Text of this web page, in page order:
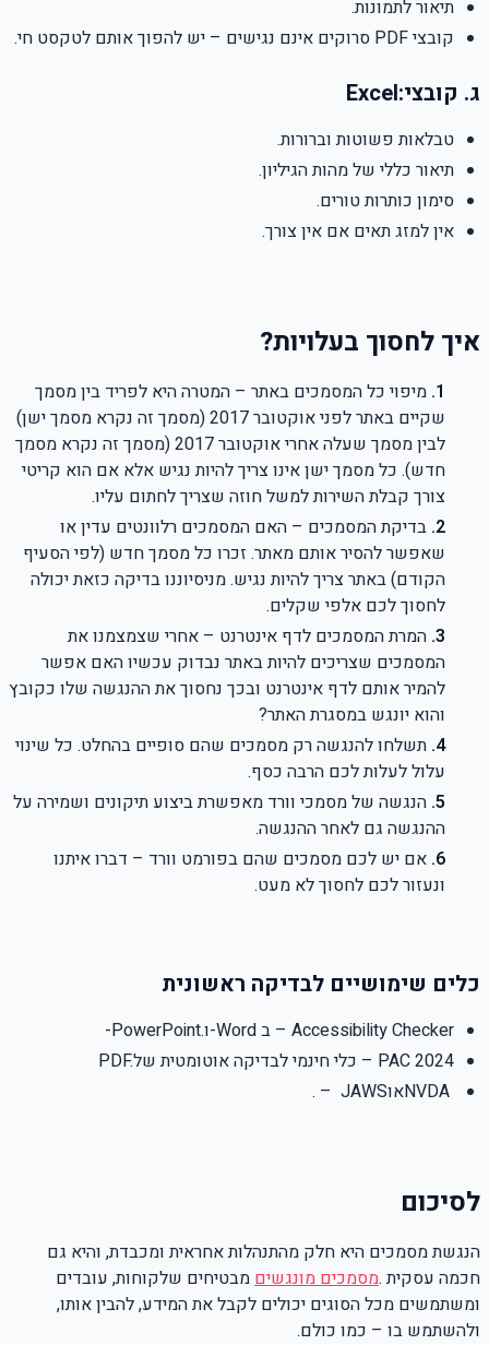
תיאור לתמונות.
קובציPDF סרוקים אינם נגישים – יש להפוך אותם לטקסט חי.
ג. קובציExcel:
טבלאות פשוטות וברורות.
תיאור כללי של מהות הגיליון.
סימון כותרות טורים.
אין למזג תאים אם אין צורך.
איך לחסוך בעלויות?
מיפוי כל המסמכים באתר – המטרה היא לפריד בין מסמך
שקיים באתר לפני אוקטובר 2017 (מסמך זה נקרא מסמך ישן)
לבין מסמך שעלה אחרי אוקטובר 2017 (מסמך זה נקרא מסמך
חדש). כל מסמך ישן אינו צריך להיות נגיש אלא אם הוא קריטי
צורך קבלת השירות למשל חוזה שצריך לחתום עליו.
בדיקת המסמכים – האם המסמכים רלוונטים עדין או
שאפשר להסיר אותם מאתר. זכרו כל מסמך חדש (לפי הסעיף
הקודם) באתר צריך להיות נגיש. מניסיוננו בדיקה כזאת יכולה
לחסוך לכם אלפי שקלים.
המרת המסמכים לדף אינטרנט – אחרי שצמצמנו את
המסמכים שצריכים להיות באתר נבדוק עכשיו האם אפשר
להמיר אותם לדף אינטרנט ובכך נחסוך את ההנגשה שלו כקובץ
והוא יונגש במסגרת האתר?
תשלחו להנגשה רק מסמכים שהם סופיים בהחלט. כל שינוי
עלול לעלות לכם הרבה כסף.
הנגשה של מסמכי וורד מאפשרת ביצוע תיקונים ושמירה על
ההנגשה גם לאחר ההנגשה.
אם יש לכם מסמכים שהם בפורמט וורד – דברו איתנו
ונעזור לכם לחסוך לא מעט.
כלים שימושיים לבדיקה ראשונית
Accessibility Checker
– ב-Wordו-PowerPoint.
PAC 2024
– כלי חינמי לבדיקה אוטומטית שלPDF.
NVDAאוJAWS
–
.
לסיכום
הנגשת מסמכים היא חלק מהתנהלות אחראית ומכבדת, והיא גם
חכמה עסקית.מסמכים מונגשים מבטיחים שלקוחות, עובדים
ומשתמשים מכל הסוגים יכולים לקבל את המידע, להבין אותו,
ולהשתמש בו – כמו כולם.